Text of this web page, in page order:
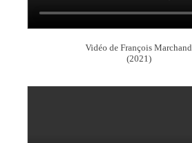
Vidéo de François Marchand
(2021)